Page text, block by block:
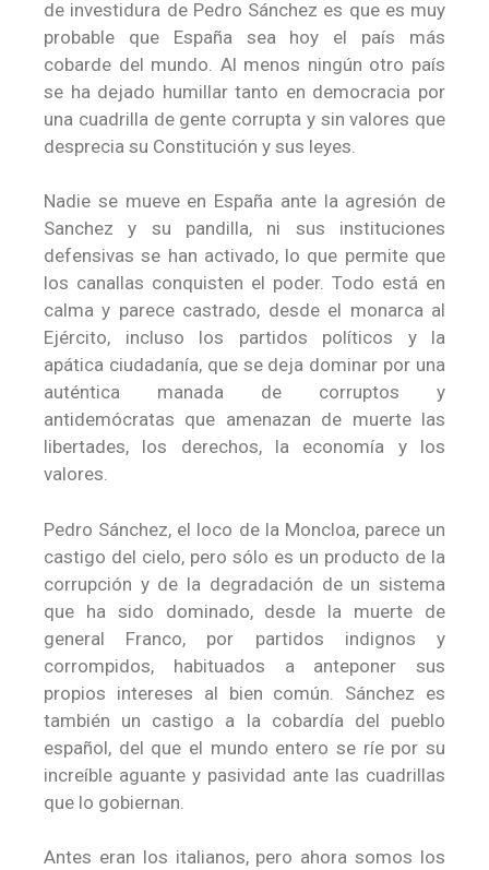
de investidura de Pedro Sánchez es que es muy
probable que España sea hoy el país más
cobarde del mundo. Al menos ningún otro país
se ha dejado humillar tanto en democracia por
una cuadrilla de gente corrupta y sin valores que
desprecia su Constitución y sus leyes.
Nadie se mueve en España ante la agresión de
Sanchez y su pandilla, ni sus instituciones
defensivas se han activado, lo que permite que
los canallas conquisten el poder. Todo está en
calma y parece castrado, desde el monarca al
Ejército, incluso los partidos políticos y la
apática ciudadanía, que se deja dominar por una
auténtica manada de corruptos y
antidemócratas que amenazan de muerte las
libertades, los derechos, la economía y los
valores.
Pedro Sánchez, el loco de la Moncloa, parece un
castigo del cielo, pero sólo es un producto de la
corrupción y de la degradación de un sistema
que ha sido dominado, desde la muerte de
general Franco, por partidos indignos y
corrompidos, habituados a anteponer sus
propios intereses al bien común. Sánchez es
también un castigo a la cobardía del pueblo
español, del que el mundo entero se ríe por su
increíble aguante y pasividad ante las cuadrillas
que lo gobiernan.
Antes eran los italianos, pero ahora somos los